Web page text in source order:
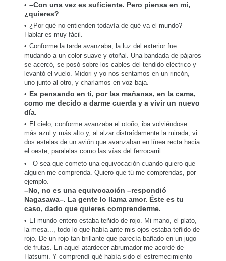
–Con una vez es suficiente. Pero piensa en mí,
¿quieres?
¿Por qué no entienden todavía de qué va el mundo?
Hablar es muy fácil.
Conforme la tarde avanzaba, la luz del exterior fue
mudando a un color suave y otoñal. Una bandada de pájaros
se acercó, se posó sobre los cables del tendido eléctrico y
levantó el vuelo. Midori y yo nos sentamos en un rincón,
uno junto al otro, y charlamos en voz baja.
Es pensando en ti, por las mañanas, en la cama,
como me decido a darme cuerda y a vivir un nuevo
día.
El cielo, conforme avanzaba el otoño, iba volviéndose
más azul y más alto y, al alzar distraídamente la mirada, vi
dos estelas de un avión que avanzaban en línea recta hacia
el oeste, paralelas como las vías del ferrocarril.
–O sea que cometo una equivocación cuando quiero que
alguien me comprenda. Quiero que tú me comprendas, por
ejemplo.
–No, no es una equivocación –respondió
Nagasawa–. La gente lo llama amor. Éste es tu
caso, dado que quieres comprenderme.
El mundo entero estaba teñido de rojo. Mi mano, el plato,
la mesa..., todo lo que había ante mis ojos estaba teñido de
rojo. De un rojo tan brillante que parecía bañado en un jugo
de frutas. En aquel atardecer abrumador me acordé de
Hatsumi. Y comprendí qué había sido el estremecimiento